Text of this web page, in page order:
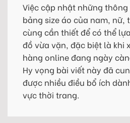
Việc cập nhật những
bảng size áo của nam, nữ,
cùng cần thiết để có thể
đồ vừa vặn, đặc biệt là khi
hàng online đang ngày
Hy vọng bài viết này đã
được nhiều điều bổ ích
vực thời trang.